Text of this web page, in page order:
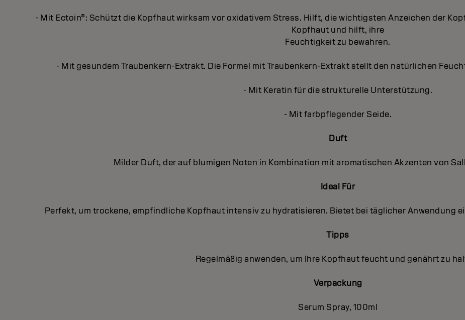
- Mit Ectoin®: Schützt die Kopfhaut wirksam vor oxidativem Stress. Hilft, die wichtigsten Anzeichen der
Kopfhaut und hilft, ihre
Feuchtigkeit zu bewahren.
- Mit gesundem Traubenkern-Extrakt. Die Formel mit Traubenkern-Extrakt stellt den natürlichen
- Mit Keratin für die strukturelle Unterstützung.
- Mit farbpflegender Seide.
Duft
Milder Duft, der auf blumigen Noten in Kombination mit aromatischen Akzenten von
Ideal Für
Perfekt, um trockene, empfindliche Kopfhaut intensiv zu hydratisieren. Bietet bei täglicher Anwendung
Tipps
Regelmäßig anwenden, um Ihre Kopfhaut feucht und genährt zu
Verpackung
Serum Spray, 100ml